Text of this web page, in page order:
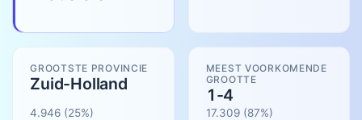
GROOTSTE PROVINCIE
Zuid-Holland
4.946 (25%)
MEEST VOORKOMENDE
GROOTTE
1-4
17.309(87%)